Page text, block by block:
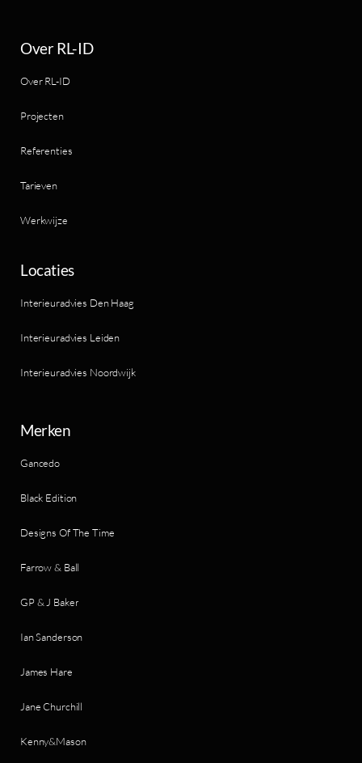
Over RL-ID
Over RL-ID
Projecten
Referenties
Tarieven
Werkwijze
Locaties
Interieuradvies Den Haag
Interieuradvies Leiden
Interieuradvies Noordwijk
Merken
Gancedo
Black Edition
Designs Of The Time
Farrow & Ball
GP & J Baker
Ian Sanderson
James Hare
Jane Churchill
Kenny&Mason